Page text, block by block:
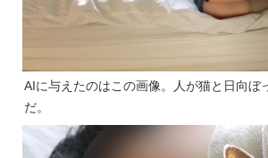
AIに与えたのはこの画像。人が猫と日向ぼ
だ。